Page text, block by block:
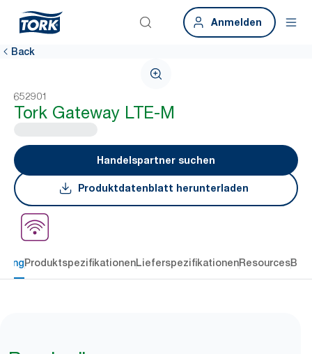
Anmelden
Back
652901
Tork Gateway LTE-M
Handelspartner suchen
Produktdatenblatt herunterladen
ProduktspezifikationenLieferspezifikationenResources